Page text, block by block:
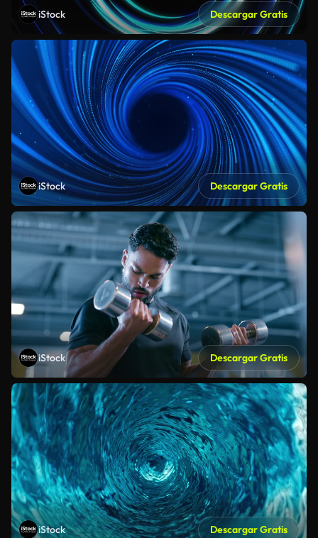
iStock Descargar Gratis
iStock Descargar Gratis
iStock Descargar Gratis
iStock Descargar Gratis